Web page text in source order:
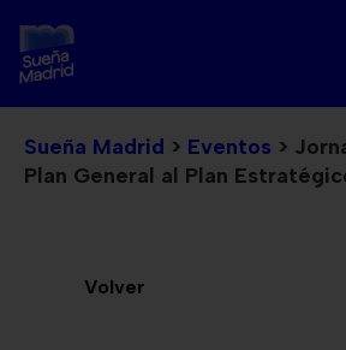
Sueña Madrid > Eventos >
Plan General al Plan
Volver